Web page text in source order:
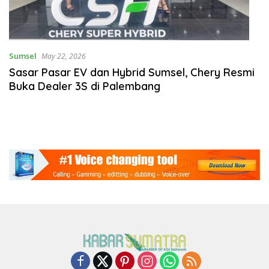
Sumsel May 22, 2026
Sasar Pasar EV dan Hybrid Sumsel, Chery Resmi
Buka Dealer 3S di Palembang